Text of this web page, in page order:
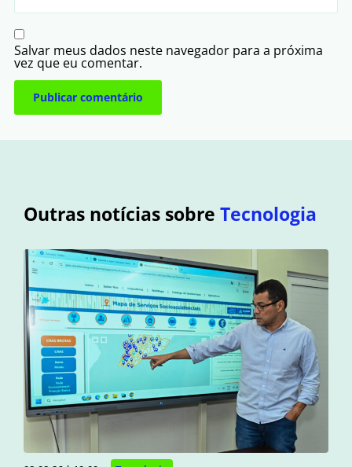
Salvar meus dados neste navegador para a próxima
vez que eu comentar.
Outras notícias sobre Tecnologia